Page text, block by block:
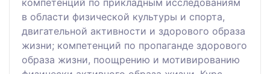
в области физической культуры и спорта,
двигательной активности и здорового образа
жизни; компетенций по пропаганде здорового
образа жизни, поощрению и мотивированию